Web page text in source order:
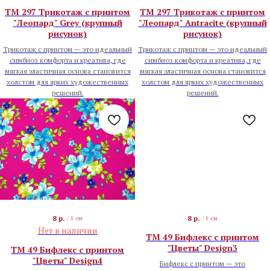
TM 297 Трикотаж с принтом
"Леопард" Grey (крупный
рисунок)
Трикотаж с принтом — это идеальный
симбиоз комфорта и креатива, где
мягкая эластичная основа становится
холстом для ярких художественных
решений.
TM 297 Трикотаж с принтом
"Леопард" Antracite (крупный
рисунок)
Трикотаж с принтом — это идеальный
симбиоз комфорта и креатива, где
мягкая эластичная основа становится
холстом для ярких художественных
решений.
8 р. / 1 см
Нет в наличии
TM 49 Бифлекс с принтом
"Цветы" Design4
8 р. / 1 см
TM 49 Бифлекс с принтом
"Цветы" Design3
Бифлекс с принтом — это